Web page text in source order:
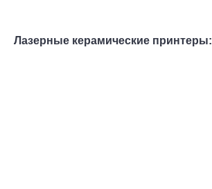
Лазерные керамические принтеры: